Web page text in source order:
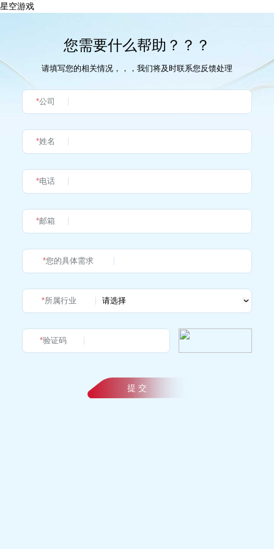
星空游戏
您需要什么帮助？？？
请填写您的相关情况，，，我们将及时联系您反馈处理
*公司
*姓名
*电话
*邮箱
*您的具体需求
*所属行业
*验证码
提 交